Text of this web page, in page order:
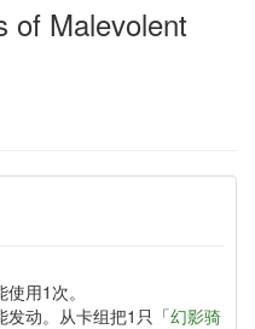
of Malevolent
用1次。
动。从卡组把1只「幻影骑